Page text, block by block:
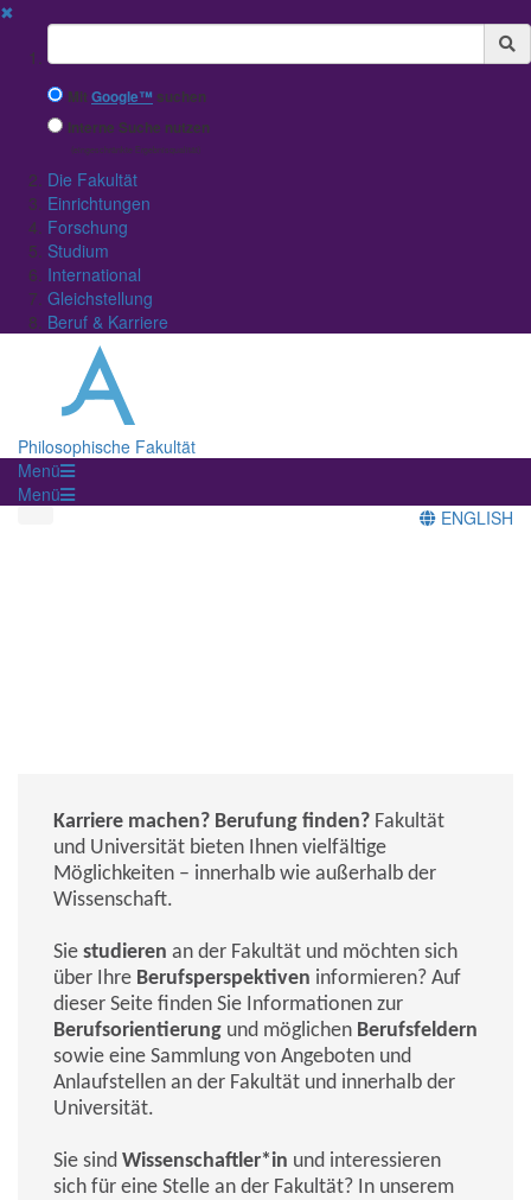
✖
Suchbegriff
MitGoogle™ suchen
Interne Suche nutzen
(eingeschränkte Ergebnisqualität)
Die Fakultät
Einrichtungen
Forschung
Studium
International
Gleichstellung
Beruf & Karriere
Philosophische Fakultät
Menü
Menü
ENGLISH
Karriere machen? Berufung finden? Fakultät
und Universität bieten Ihnen vielfältige
Möglichkeiten – innerhalb wie außerhalb der
Wissenschaft.
Sie studieren an der Fakultät und möchten sich
über Ihre Berufsperspektiven informieren? Auf
dieser Seite finden Sie Informationen zur
Berufsorientierung und möglichen Berufsfeldern
sowie eine Sammlung von Angeboten und
Anlaufstellen an der Fakultät und innerhalb der
Universität.
Sie sind Wissenschaftler*in und interessieren
sich für eine Stelle an der Fakultät? In unserem